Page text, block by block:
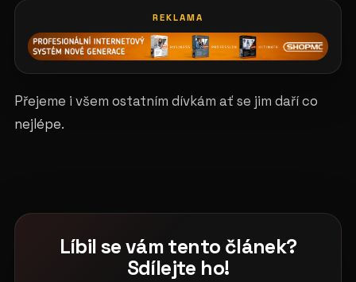
REKLAMA
Přejeme i všem ostatním dívkám ať se jim daří co
nejlépe.
Líbil se vám tento článek?
Sdílejte ho!